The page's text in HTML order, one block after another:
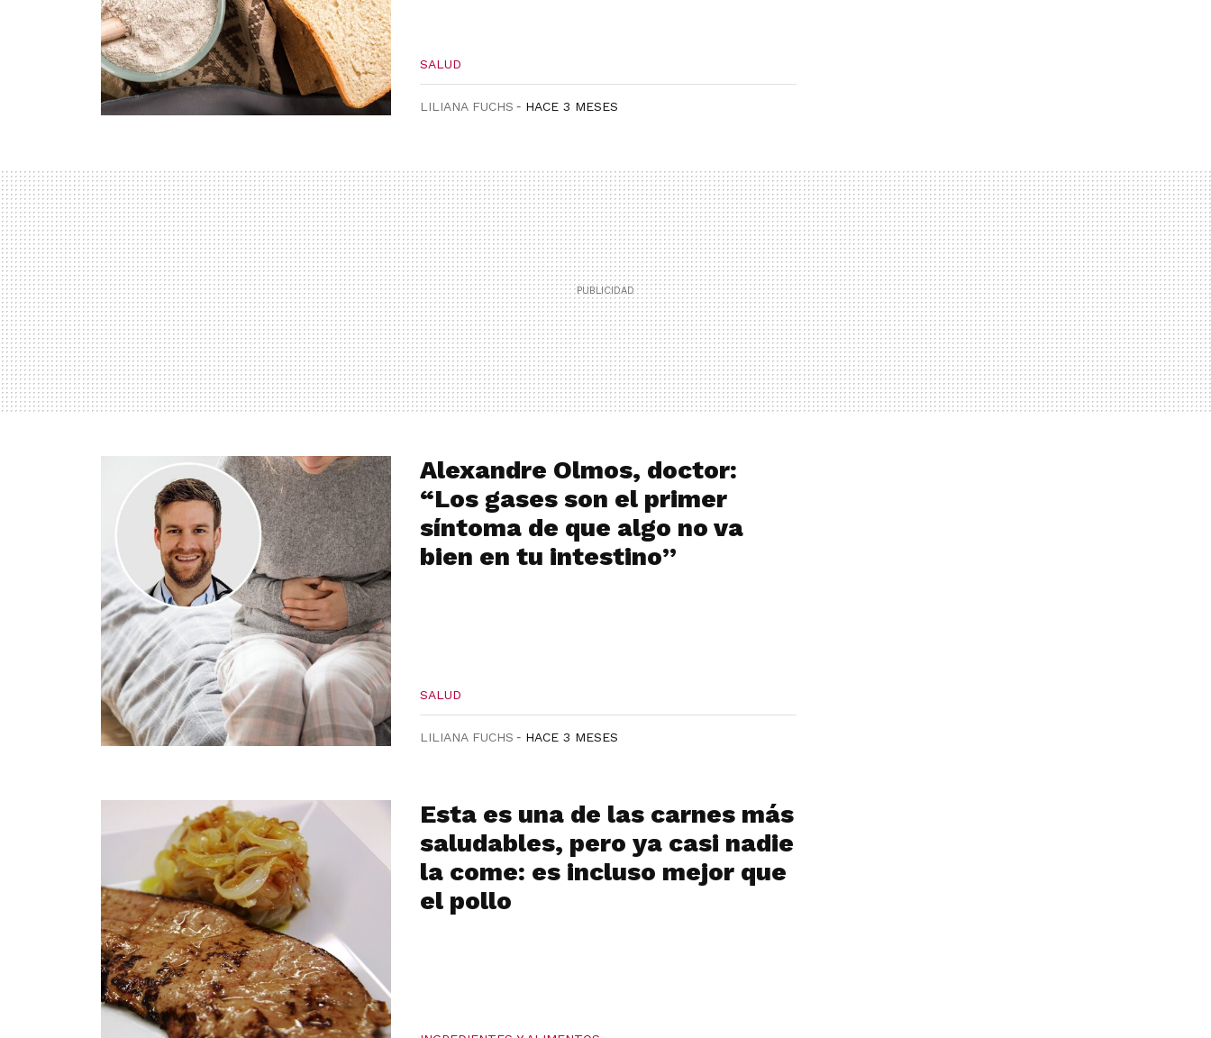
SALUD
LILIANA FUCHS HACE 3 MESES
Alexandre Olmos, doctor:
“Los gases son el primer
síntoma de que algo no va
bien en tu intestino”
SALUD
LILIANA FUCHS HACE 3 MESES
Esta es una de las carnes más
saludables, pero ya casi nadie
la come: es incluso mejor que
el pollo